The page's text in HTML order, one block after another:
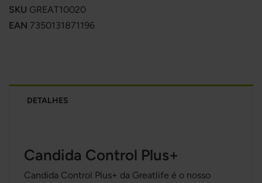
SKU GREAT10020
EAN 7350131871196
DETALHES
Candida Control Plus+
Candida Control Plus+ da Greatlife é o nosso